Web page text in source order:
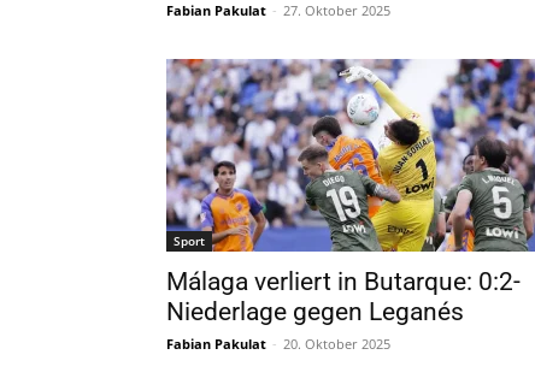
Fabian Pakulat - 27. Oktober 2025
Sport
Málaga verliert in Butarque: 0:2-
Niederlage gegen Leganés
Fabian Pakulat - 20. Oktober 2025